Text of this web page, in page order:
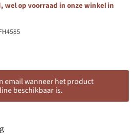
wel op voorraad in onze winkel in
email wanneer het product
beschikbaar is.